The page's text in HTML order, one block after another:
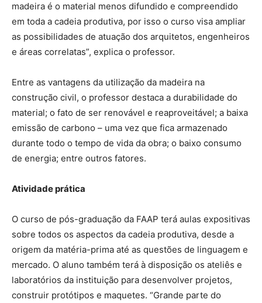
madeira é o material menos difundido e compreendido
em toda a cadeia produtiva, por isso o curso visa ampliar
as possibilidades de atuação dos arquitetos, engenheiros
e áreas correlatas”, explica o professor.
Entre as vantagens da utilização da madeira na
construção civil, o professor destaca a durabilidade do
material; o fato de ser renovável e reaproveitável; a baixa
emissão de carbono – uma vez que fica armazenado
durante todo o tempo de vida da obra; o baixo consumo
de energia; entre outros fatores.
Atividade prática
O curso de pós-graduação da FAAP terá aulas expositivas
sobre todos os aspectos da cadeia produtiva, desde a
origem da matéria-prima até as questões de linguagem e
mercado. O aluno também terá à disposição os ateliês e
laboratórios da instituição para desenvolver projetos,
construir protótipos e maquetes. “Grande parte do